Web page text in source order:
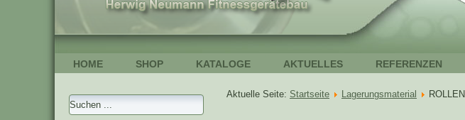
HOME SHOP KATALOGE AKTUELLES REFERENZEN
Aktuelle Seite: Startseite Lagerungsmaterial ROLLEN